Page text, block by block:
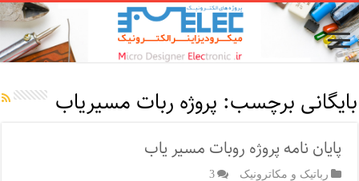
بایگانی برچسب: پروژه ربات مسیریاب
پایان نامه پروژه روبات مسیر یاب
رباتیک و مکاترونیک 3